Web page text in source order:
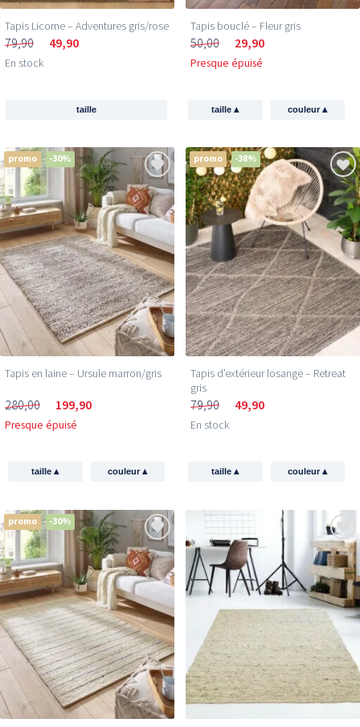
Tapis Licorne – Adventures gris/rose
79,90 49,90
En stock
taille
Tapis bouclé – Fleur gris
50,00 29,90
Presque épuisé
taille▴ couleur▴
promo -30%
Tapis en laine – Ursule marron/gris
280,00 199,90
Presque épuisé
taille▴ couleur▴
promo -38%
Tapis d’extérieur losange – Retreat
gris
79,90 49,90
En stock
taille▴ couleur▴
promo -30%